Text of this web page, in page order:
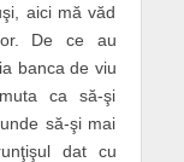
aici mă văd
De ce au
banca de viu
ca să-şi
să-şi mai
dat cu